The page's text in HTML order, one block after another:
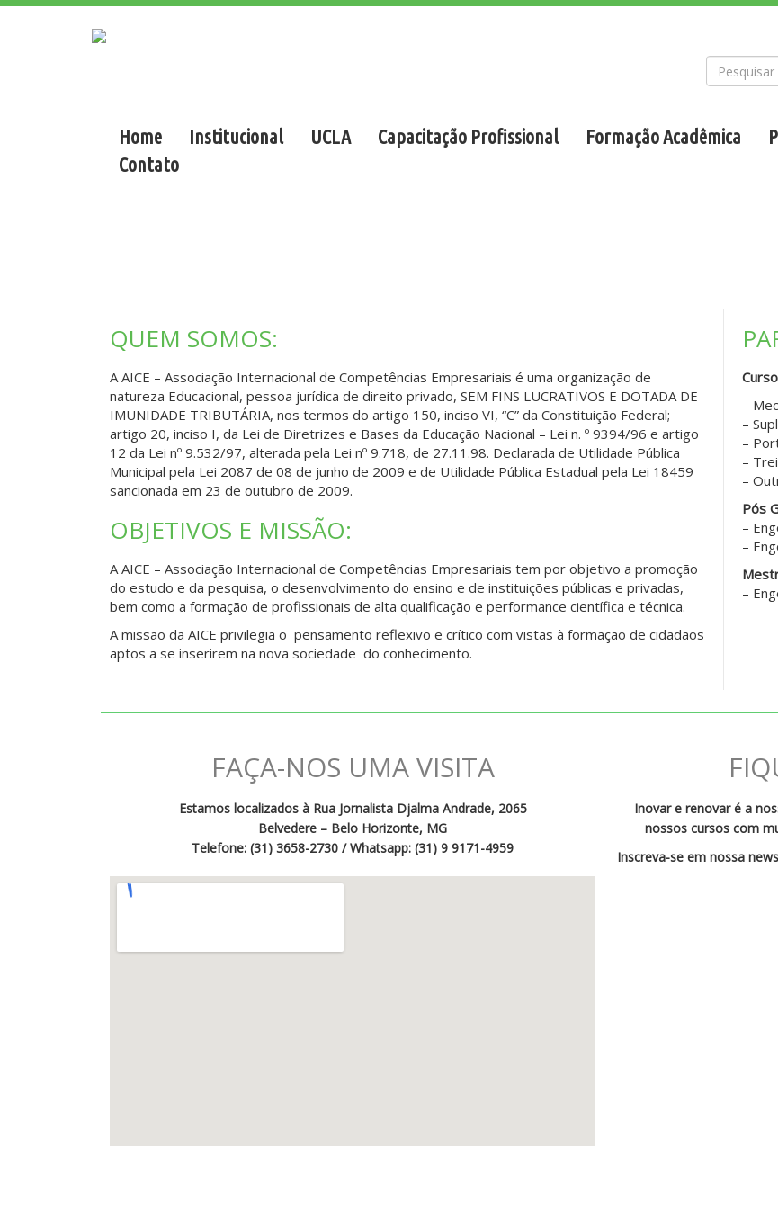
Home Institucional UCLA Capacitação Profissional Formação Acadêmica
Contato
QUEM SOMOS:
A AICE – Associação Internacional de Competências Empresariais é uma organização de
natureza Educacional, pessoa jurídica de direito privado, SEM FINS LUCRATIVOS E DOTADA DE
IMUNIDADE TRIBUTÁRIA, nos termos do artigo 150, inciso VI, “C” da Constituição Federal;
artigo 20, inciso I, da Lei de Diretrizes e Bases da Educação Nacional – Lei n. º 9394/96 e artigo
12 da Lei nº 9.532/97, alterada pela Lei nº 9.718, de 27.11.98. Declarada de Utilidade Pública
Municipal pela Lei 2087 de 08 de junho de 2009 e de Utilidade Pública Estadual pela Lei 18459
sancionada em 23 de outubro de 2009.
OBJETIVOS E MISSÃO:
A AICE – Associação Internacional de Competências Empresariais tem por objetivo a promoção
do estudo e da pesquisa, o desenvolvimento do ensino e de instituições públicas e privadas,
bem como a formação de profissionais de alta qualificação e performance científica e técnica.
A missão da AICE privilegia o pensamento reflexivo e crítico com vistas à formação de cidadãos
aptos a se inserirem na nova sociedade do conhecimento.
–
–
–
–
–
Pós
–
–
–
FAÇA-NOS UMA VISITA
Estamos localizados à Rua Jornalista Djalma Andrade, 2065
Belvedere – Belo Horizonte, MG
Telefone: (31) 3658-2730 / Whatsapp: (31) 9 9171-4959
Inovar e renovar é a
nossos cursos com
Inscreva-se em nossa